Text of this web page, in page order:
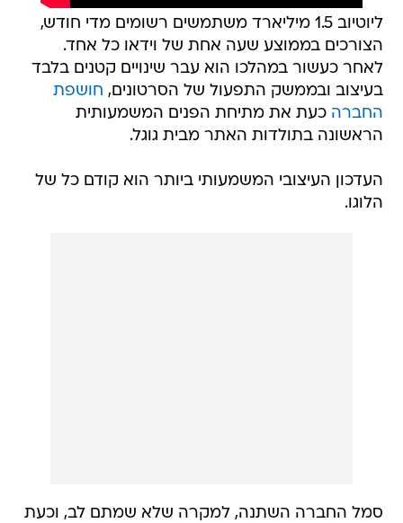
ליוטיוב 1.5 מיליארד משתמשים רשומים מדי חודש,
הצורכים בממוצע שעה אחת של וידאו כל אחד.
לאחר כעשור במהלכו הוא עבר שינויים קטנים בלבד
בעיצוב ובממשק התפעול של הסרטונים, חושפת
החברה כעת את מתיחת הפנים המשמעותית
הראשונה בתולדות האתר מבית גוגל.
העדכון העיצובי המשמעותי ביותר הוא קודם כל של
הלוגו.
סמל החברה השתנה, למקרה שלא שמתם לב, וכעת